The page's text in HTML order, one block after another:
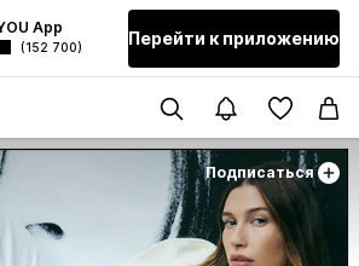
App
(152 700) Перейти к приложению
Подписаться